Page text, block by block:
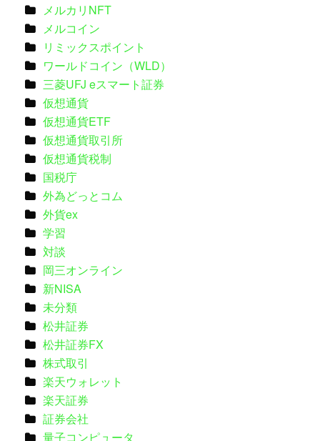
メルカリNFT
メルコイン
リミックスポイント
ワールドコイン（WLD）
三菱UFJ eスマート証券
仮想通貨
仮想通貨ETF
仮想通貨取引所
仮想通貨税制
国税庁
外為どっとコム
外貨ex
学習
対談
岡三オンライン
新NISA
未分類
松井証券
松井証券FX
株式取引
楽天ウォレット
楽天証券
証券会社
量子コンピュータ